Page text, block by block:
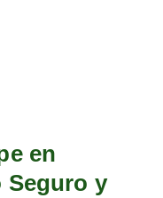
en
Seguro y